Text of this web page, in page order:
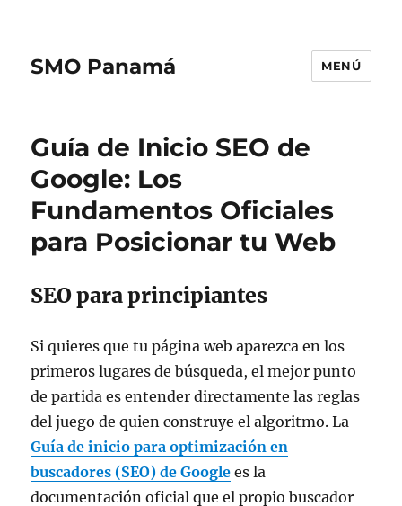
SMO Panamá MENÚ
Guía de Inicio SEO de
Google: Los
Fundamentos Oficiales
para Posicionar tu Web
SEO para principiantes
Si quieres que tu página web aparezca en los
primeros lugares de búsqueda, el mejor punto
de partida es entender directamente las reglas
del juego de quien construye el algoritmo. La
Guía de inicio para optimización en
buscadores (SEO) de Google es la
documentación oficial que el propio buscador